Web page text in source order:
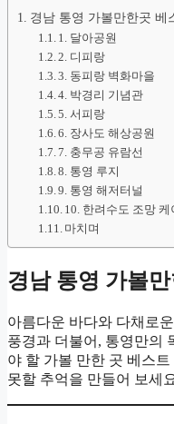
경남 통영 가볼만한곳 베
1. 달아공원
2. 디피랑
3. 동피랑 벽화마을
4. 박경리 기념관
5. 서피랑
6. 장사도 해상공원
7. 충무공 유람선
8. 통영 루지
9. 통영 해저터널
10. 한려수도 조망 케
마치며
경남 통영 가볼
아름다운 바다와 다채로
풍경과 더불어, 통영만의
야 할 가볼 만한 곳 베스
못할 추억을 만들어 보세